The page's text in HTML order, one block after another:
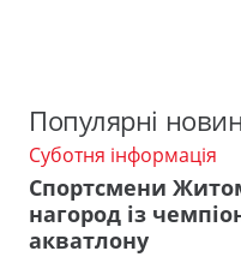
Популярні
Суботня інформація
Спортсмени
нагород із
акватлону